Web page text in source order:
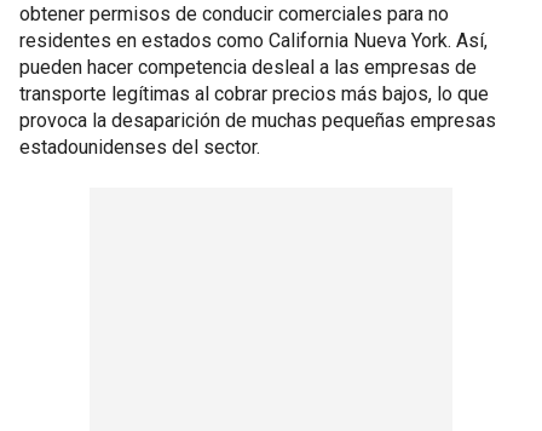
obtener permisos de conducir comerciales para no
residentes en estados como California Nueva York. Así,
pueden hacer competencia desleal a las empresas de
transporte legítimas al cobrar precios más bajos, lo que
provoca la desaparición de muchas pequeñas empresas
estadounidenses del sector.